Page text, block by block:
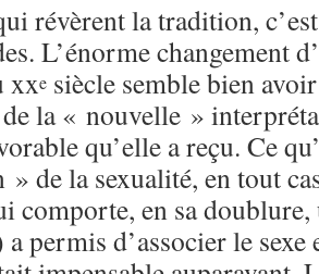
révèrent la tradition,
L’énorme changement
xxe siècle semble bien
la « nouvelle »
qu’elle a reçu. Ce
de la sexualité, en tout
comporte, en sa doublure,
a permis d’associer le